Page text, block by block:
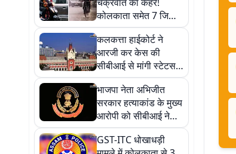
कोलकाता समेत 7 जिलों
में मूसलाधार वर्षा का येलो
अलर्ट
कलकत्ता हाईकोर्ट ने
आरजी कर केस की
सीबीआई से मांगी स्टेटस
रिपोर्ट, 28 अगस्त तक का
दिया समय
भाजपा नेता अभिजीत
सरकार हत्याकांड के मुख्य
आरोपी को सीबीआई ने
गुवाहाटी से किया
गिरफ्तार, 50 हजार का था
GST-ITC धोखाधड़ी